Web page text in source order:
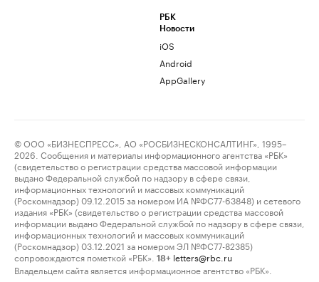
РБК
Новости
iOS
Android
AppGallery
© ООО «БИЗНЕСПРЕСС», АО «РОСБИЗНЕСКОНСАЛТИНГ», 1995–
2026. Сообщения и материалы информационного агентства «РБК»
(свидетельство о регистрации средства массовой информации
выдано Федеральной службой по надзору в сфере связи,
информационных технологий и массовых коммуникаций
(Роскомнадзор) 09.12.2015 за номером ИА №ФС77-63848) и сетевого
издания «РБК» (свидетельство о регистрации средства массовой
информации выдано Федеральной службой по надзору в сфере связи,
информационных технологий и массовых коммуникаций
(Роскомнадзор) 03.12.2021 за номером ЭЛ №ФС77-82385)
сопровождаются пометкой «РБК».
18+ letters@rbc.ru
Владельцем сайта является информационное агентство «РБК».